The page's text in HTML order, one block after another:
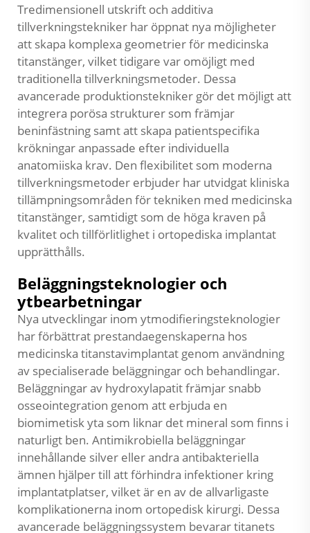
Tredimensionell utskrift och additiva
tillverkningstekniker har öppnat nya möjligheter
att skapa komplexa geometrier för medicinska
titanstänger, vilket tidigare var omöjligt med
traditionella tillverkningsmetoder. Dessa
avancerade produktionstekniker gör det möjligt att
integrera porösa strukturer som främjar
beninfästning samt att skapa patientspecifika
krökningar anpassade efter individuella
anatomiiska krav. Den flexibilitet som moderna
tillverkningsmetoder erbjuder har utvidgat kliniska
tillämpningsområden för tekniken med medicinska
titanstänger, samtidigt som de höga kraven på
kvalitet och tillförlitlighet i ortopediska implantat
upprätthålls.
Beläggningsteknologier och
ytbearbetningar
Nya utvecklingar inom ytmodifieringsteknologier
har förbättrat prestandaegenskaperna hos
medicinska titanstavimplantat genom användning
av specialiserade beläggningar och behandlingar.
Beläggningar av hydroxylapatit främjar snabb
osseointegration genom att erbjuda en
biomimetisk yta som liknar det mineral som finns i
naturligt ben. Antimikrobiella beläggningar
innehållande silver eller andra antibakteriella
ämnen hjälper till att förhindra infektioner kring
implantatplatser, vilket är en av de allvarligaste
komplikationerna inom ortopedisk kirurgi. Dessa
avancerade beläggningssystem bevarar titanets